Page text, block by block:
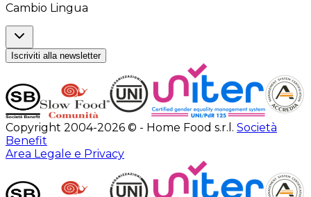
Cambio Lingua
Iscriviti alla newsletter
Copyright 2004-2026 © - Home Food s.r.l. Società
Benefit
Area Legale e Privacy